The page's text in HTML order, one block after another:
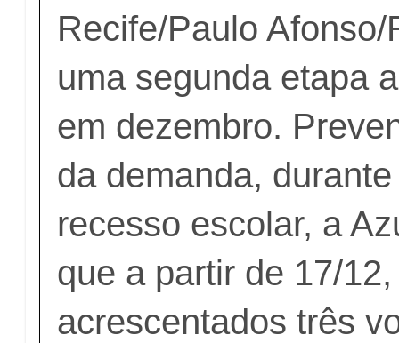
Recife/Paulo
uma segunda etapa
em dezembro.
da demanda,
recesso escolar, a
que a partir de 17/
acrescentados três